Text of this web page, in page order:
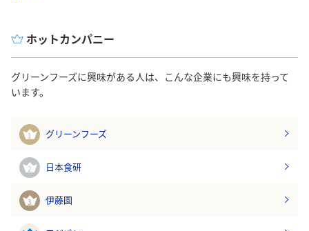
ホットカンパニー
グリーンフーズに興味がある人は、こんな企業にも興味を持って
います。
1 グリーンフーズ
2 日本食研
3 伊藤園